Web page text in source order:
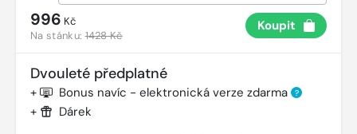
996 Kč
Na stánku:1428 Kč
Koupit
Dvouleté předplatné
+ Bonus navíc - elektronická verze zdarma ?
+ Dárek